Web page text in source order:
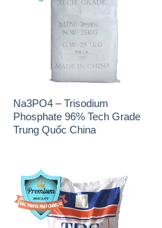
Na3PO4 – Trisodium
Phosphate 96% Tech Grade
Trung Quốc China